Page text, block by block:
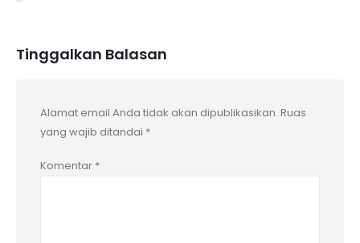
Tinggalkan Balasan
Alamat email Anda tidak akan dipublikasikan. Ruas
yang wajib ditandai *
Komentar *